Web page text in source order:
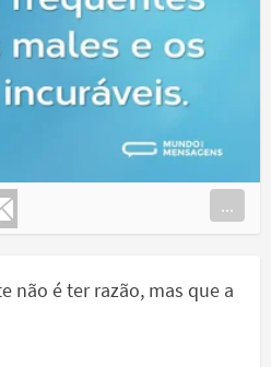
...
não é ter razão, mas que a